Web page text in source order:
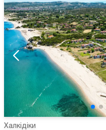
Халкідіки